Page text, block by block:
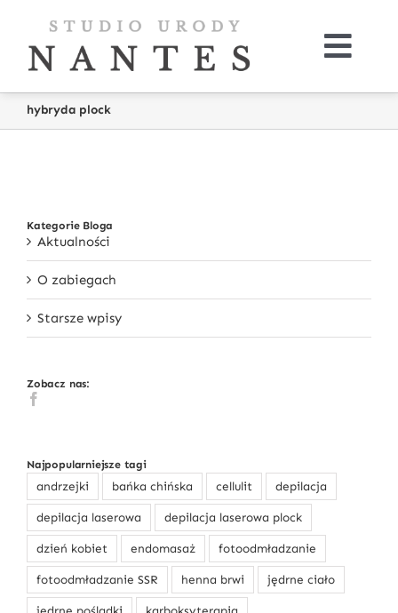
content
Kup online
Galeria
Kontakt
Aktualności
hybryda plock
Kategorie Bloga
Aktualności
O zabiegach
Starsze wpisy
Zobacz nas:
Najpopularniejsze tagi
andrzejki bańka chińska cellulit depilacja
depilacja laserowa depilacja laserowa plock
dzień kobiet endomasaż fotoodmładzanie
fotoodmładzanie SSR henna brwi jędrne ciało